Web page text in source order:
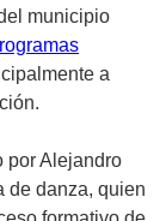
municipio
a
por Alejandro
de danza, quien